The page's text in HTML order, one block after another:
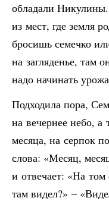
обладали
из мест, где земля
бросишь семечко
на загляденье, там
надо начинать
Подходила пора,
на вечернее небо, а
месяца, на серпок
слова: «Месяц,
и отвечает: «На
там видел?» –